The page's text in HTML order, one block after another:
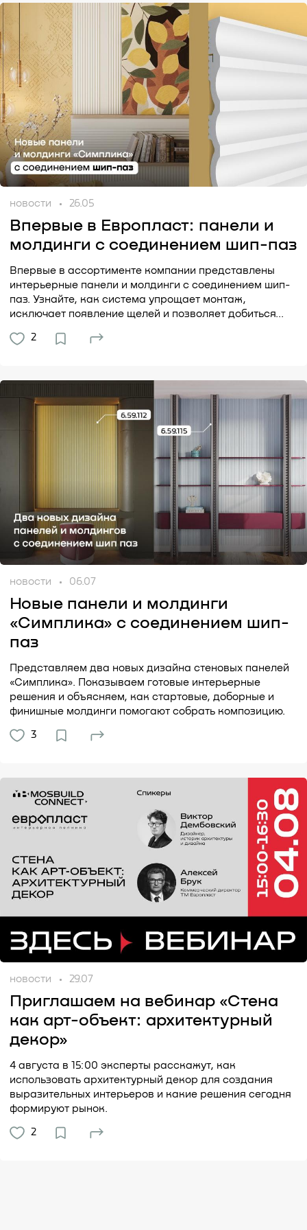
новости 26.05
Впервые в Европласт: панели и
молдинги с соединением шип-паз
Впервые в ассортименте компании представлены
интерьерные панели и молдинги с соединением шип-
паз. Узнайте, как система упрощает монтаж,
исключает появление щелей и позволяет добиться...
2
новости 06.07
Новые панели и молдинги
«Симплика» с соединением шип-
паз
Представляем два новых дизайна стеновых панелей
«Симплика». Показываем готовые интерьерные
решения и объясняем, как стартовые, доборные и
финишные молдинги помогают собрать композицию.
3
новости 29.07
Приглашаем на вебинар «Стена
как арт-объект: архитектурный
декор»
4 августа в 15:00 эксперты расскажут, как
использовать архитектурный декор для создания
выразительных интерьеров и какие решения сегодня
формируют рынок.
2